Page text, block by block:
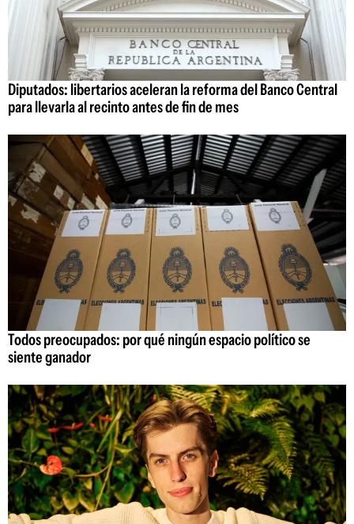
Diputados: libertarios aceleran la reforma del Banco Central
para llevarla al recinto antes de fin de mes
Todos preocupados: por qué ningún espacio político se
siente ganador